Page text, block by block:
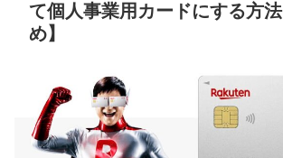
て個人事業用カードにする方
め】